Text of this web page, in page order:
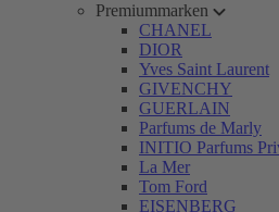
Premiummarken
CHANEL
DIOR
Yves Saint Laurent
GIVENCHY
GUERLAIN
Parfums de Marly
INITIO Parfums
La Mer
Tom Ford
EISENBERG